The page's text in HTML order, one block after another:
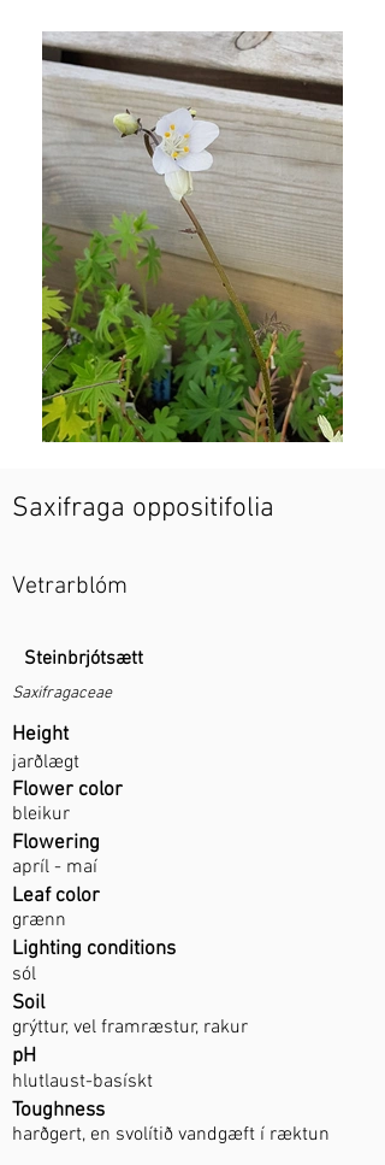
Saxifraga oppositifolia
Vetrarblóm
Steinbrjótsætt
Saxifragaceae
Height
jarðlægt
Flower color
bleikur
Flowering
apríl - maí
Leaf color
grænn
Lighting conditions
sól
Soil
grýttur, vel framræstur, rakur
pH
hlutlaust-basískt
Toughness
harðgert, en svolítið vandgæft í ræktun